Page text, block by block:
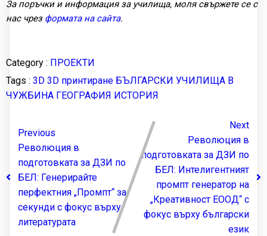
За поръчки и информация за училища, моля свържете се с
нас чрез формата на сайта.
Category : ПРОЕКТИ
Tags : 3D 3D принтиране БЪЛГАРСКИ УЧИЛИЩА В
ЧУЖБИНА ГЕОГРАФИЯ ИСТОРИЯ
Previous
Революция в
подготовката за ДЗИ по
БЕЛ: Генерирайте
перфектния „Промпт“ за
секунди с фокус върху
литературата
Next
Революция в
подготовката за ДЗИ по
БЕЛ: Интелигентният
промпт генератор на
„Креативност ЕООД“ с
фокус върху български
език